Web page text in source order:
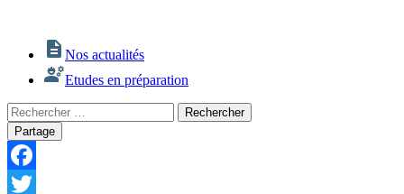
Nos actualités
Etudes en préparation
Rechercher
:
Rechercher
Partage
Facebook